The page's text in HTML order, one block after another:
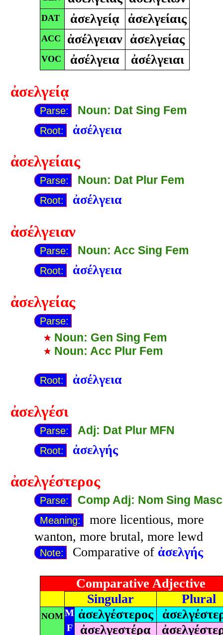
DAT ἀσελγείᾳ ἀσελγείαις
ACC ἀσέλγειαν ἀσελγείας
VOC ἀσέλγεια ἀσέλγειαι
ἀσελγείᾳ
Parse: Noun: Dat Sing Fem
Root: ἀσέλγεια
ἀσελγείαις
Parse: Noun: Dat Plur Fem
Root: ἀσέλγεια
ἀσέλγειαν
Parse: Noun: Acc Sing Fem
Root: ἀσέλγεια
ἀσελγείας
Parse:
Noun: Gen Sing Fem
Noun: Acc Plur Fem
Root: ἀσέλγεια
ἀσελγέσι
Parse: Adj: Dat Plur MFN
Root: ἀσελγής
ἀσελγέστερος
Parse: Comp Adj: Nom Sing Masc
Meaning:
more licentious, more
wanton, more brutal, more lewd
Note: Comparative of ἀσελγής
Comparative Adjective
Singular
Plural
NOMM ἀσελγέστερος
F ἀσελγεστέρα